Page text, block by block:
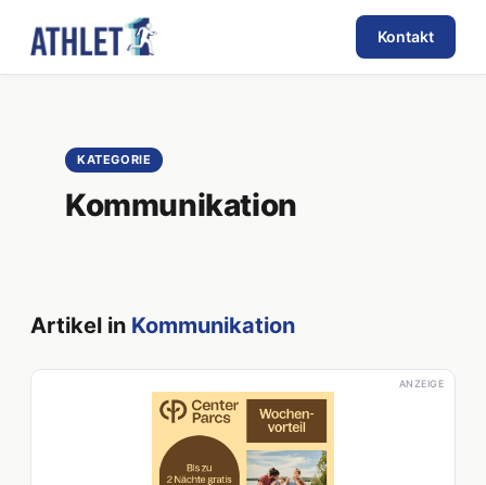
Kontakt
KATEGORIE
Kommunikation
Artikel in Kommunikation
ANZEIGE